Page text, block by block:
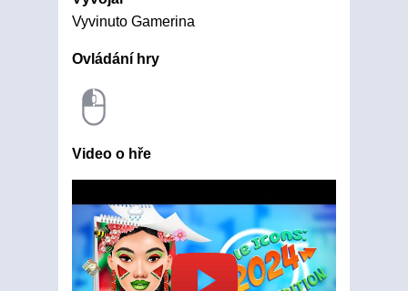
Vyvinuto Gamerina
Ovládání hry
Video o hře